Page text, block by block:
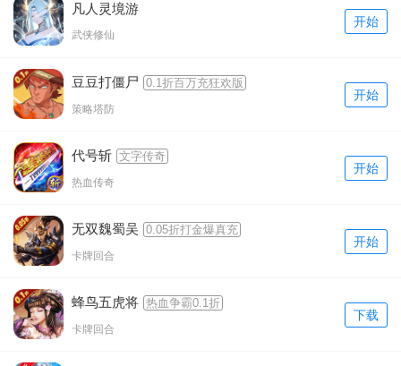
凡人灵境游
武侠修仙
开始
豆豆打僵尸 0.1折百万充狂欢版
策略塔防
开始
代号斩 文字传奇
热血传奇
开始
无双魏蜀吴 0.05折打金爆真充
卡牌回合
开始
蜂鸟五虎将 热血争霸0.1折
卡牌回合
下载